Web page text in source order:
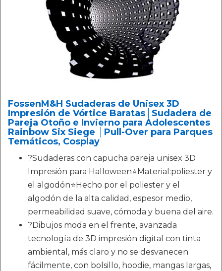
FossenM&H Sudaderas de Unisex 3D
Impresión de Vórtice Baratas│‍Sudadera de
Pareja Otoño e Invierno para Adolescentes
Rainbow Six Siege │Pull-Over para Parques
Temáticos, Cosplay
?Sudaderas con capucha pareja unisex 3D
Impresión para Halloween⭐Material:poliester y
el algodón⭐Hecho por el poliester y el
algodón de la alta calidad, espesor medio,
permeabilidad suave, cómoda y buena del aire.
?Dibujos moda en el frente, avanzada
tecnología de 3D impresión digital con tinta
ambiental, más claro y no se desvanecen
fácilmente, con bolsillo, hoodie, mangas largas,